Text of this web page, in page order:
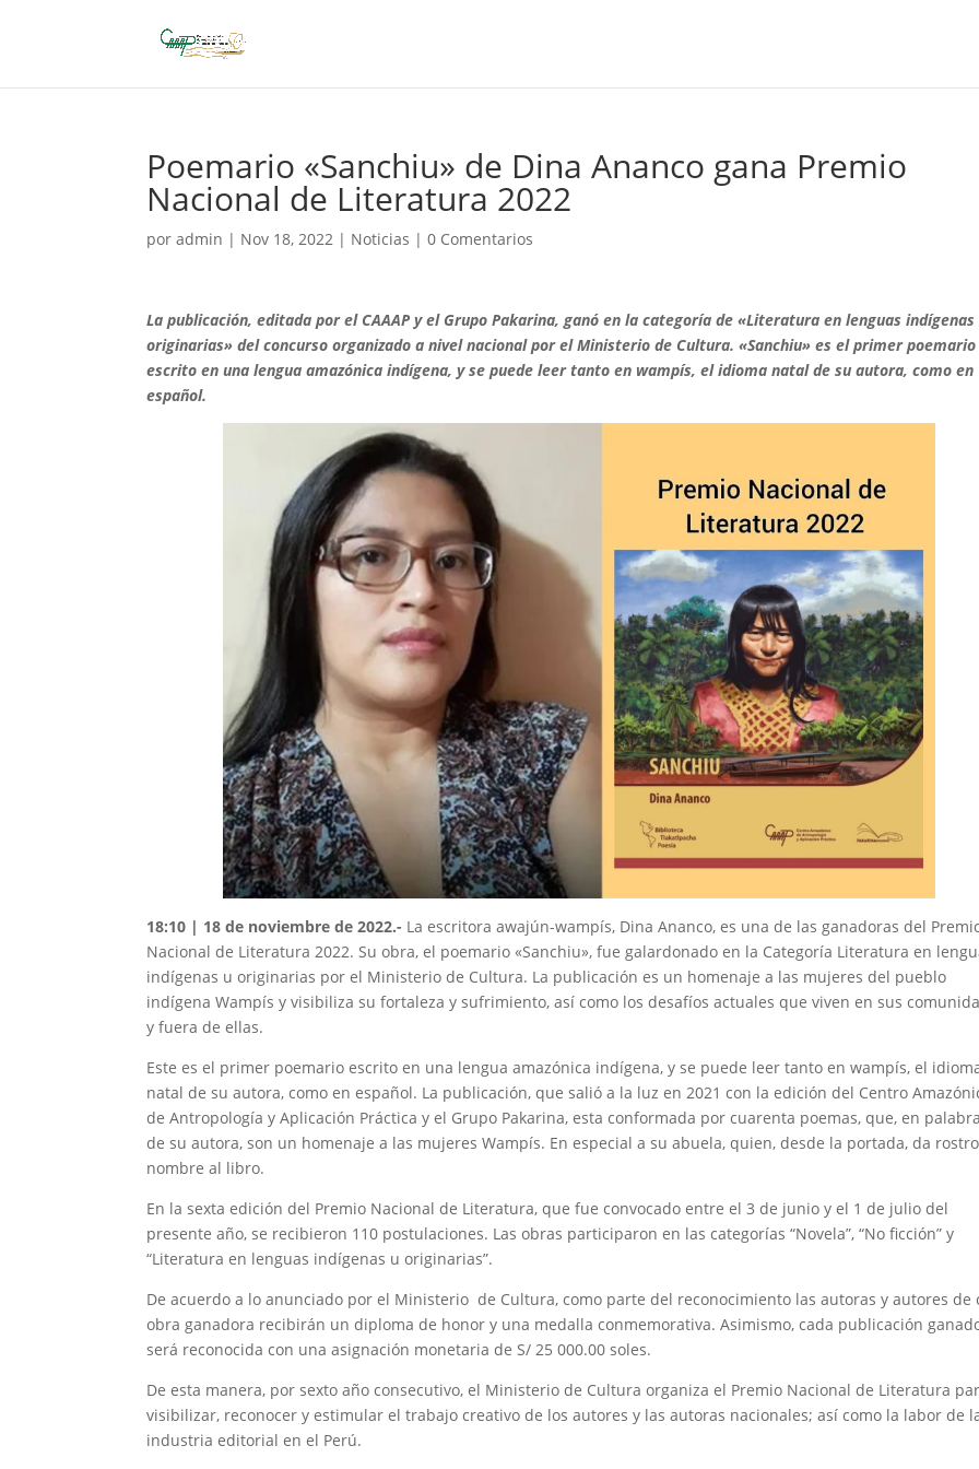
Poemario «Sanchiu» de Dina Ananco gana Premio
Nacional de Literatura 2022
poradmin | Nov 18, 2022 | Noticias |0 Comentarios
La publicación, editada por el CAAAP y el Grupo Pakarina, ganó en la categoría de «Literatura en lenguas indígenas
originarias» del concurso organizado a nivel nacional por el Ministerio de Cultura. «Sanchiu» es el primer poemario
escrito en una lengua amazónica indígena, y se puede leer tanto en wampís, el idioma natal de su autora, como en
español.
18:10 | 18 de noviembre de 2022.- La escritora awajún-wampís, Dina Ananco, es una de las ganadoras del
Nacional de Literatura 2022. Su obra, el poemario «Sanchiu», fue galardonado en la Categoría Literatura en
indígenas u originarias por el Ministerio de Cultura. La publicación es un homenaje a las mujeres del pueblo
indígena Wampís y visibiliza su fortaleza y sufrimiento, así como los desafíos actuales que viven en sus
y fuera de ellas.
Este es el primer poemario escrito en una lengua amazónica indígena, y se puede leer tanto en wampís, el
natal de su autora, como en español. La publicación, que salió a la luz en 2021 con la edición del Centro
de Antropología y Aplicación Práctica y el Grupo Pakarina, esta conformada por cuarenta poemas, que, en
de su autora, son un homenaje a las mujeres Wampís. En especial a su abuela, quien, desde la portada, da
nombre al libro.
En la sexta edición del Premio Nacional de Literatura, que fue convocado entre el 3 de junio y el 1 de julio del
presente año, se recibieron 110 postulaciones. Las obras participaron en las categorías “Novela”, “No ficción” y
“Literatura en lenguas indígenas u originarias”.
De acuerdo a lo anunciado por el Ministerio de Cultura, como parte del reconocimiento las autoras y autores de
obra ganadora recibirán un diploma de honor y una medalla conmemorativa. Asimismo, cada publicación
será reconocida con una asignación monetaria de S/ 25 000.00 soles.
De esta manera, por sexto año consecutivo, el Ministerio de Cultura organiza el Premio Nacional de Literatura
visibilizar, reconocer y estimular el trabajo creativo de los autores y las autoras nacionales; así como la labor de
industria editorial en el Perú.